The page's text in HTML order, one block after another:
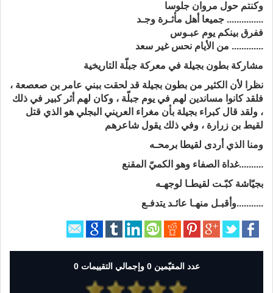
وكنتم حول مروان جلوسا
............... جميعا أهل مأثـرة وجـد
ففرق بينكم يوم عبـوس
............. من الأيام نحس غير سعد
مشاركة بطون بجيلة في معركة جبلّة التاريخية
نظرا لأن الكثير من بطون بجيلة قد لحقت ببني عامر بن صعصعة ،
فلقد كانوا مساندين لهم في يوم جبلّة ، وكان لهم أثر كبير في ذلك
، ولقد قال كبراء بجيلة بأن مغراء العريني البجلي هو الذي قتل
لقيط بن زرارة ، وفي ذلك يقول شاعرهم
ومنا الذي أردى لقيطا برمحـه
..........غداة الصفاء وهو الكميّ المقنع
بجيّاشة كبّـت لقيطـا لوجهـه
...........وأقبـل منهـا عائـد يتدفـع
عدد المقيّمين 0 وإجمالي التقييمات 0